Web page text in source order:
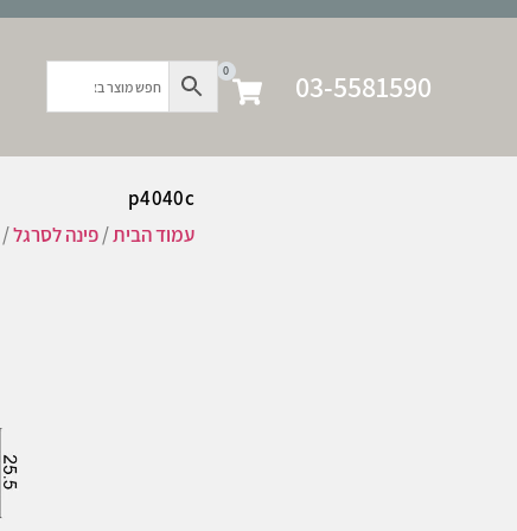
03-5581590
0
p4040c
עמוד הבית/פינה לסרגל/